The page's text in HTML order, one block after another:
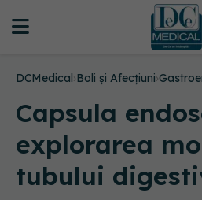
DCMedical›Boli și Afecțiuni›
Capsula
explorarea
tubului